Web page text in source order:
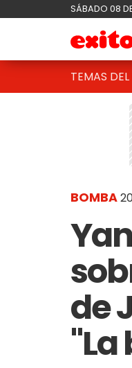
SÁBADO 08
TEMAS
BOMBA
de